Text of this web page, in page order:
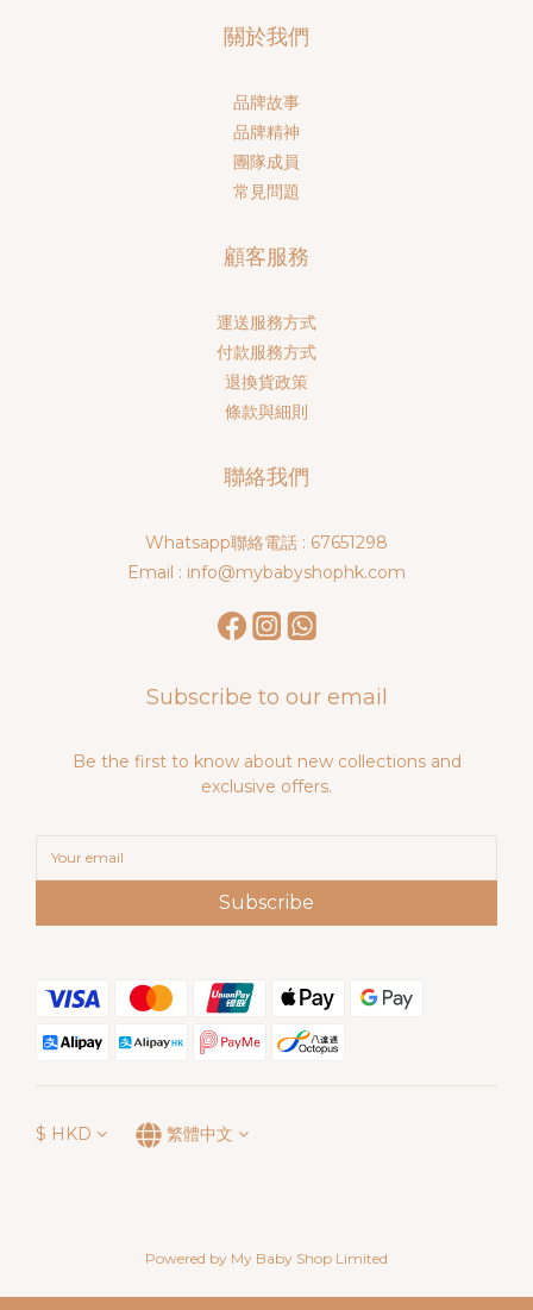
關於我們
品牌故事
品牌精神
團隊成員
常見問題
顧客服務
運送服務方式
付款服務方式
退換貨政策
條款與細則
聯絡我們
Whatsapp聯絡電話 : 67651298
Email : info@mybabyshophk.com
Subscribe to our email
Be the first to know about new collections and
exclusive offers.
Subscribe
$ HKD 繁體中文
Powered by My Baby Shop Limited